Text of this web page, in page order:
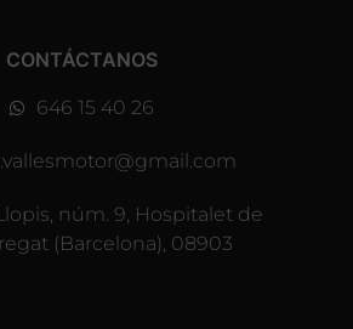
CONTÁCTANOS
646 15 40 26
núm. 9, Hospitalet de
(Barcelona), 08903